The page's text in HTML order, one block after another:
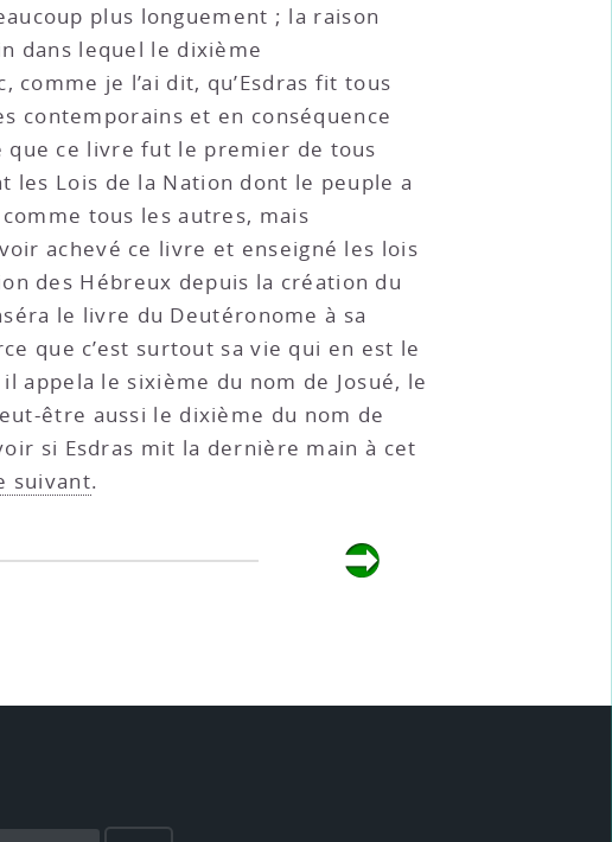
plus longuement ; la raison
dans lequel le dixième
comme je l’ai dit, qu’Esdras fit tous
contemporains et en conséquence
que ce livre fut le premier de tous
les Lois de la Nation dont le peuple a
tous les autres, mais
achevé ce livre et enseigné les lois
des Hébreux depuis la création du
le livre du Deutéronome à sa
que c’est surtout sa vie qui en est le
le sixième du nom de Josué, le
être aussi le dixième du nom de
si Esdras mit la dernière main à cet
suivant.